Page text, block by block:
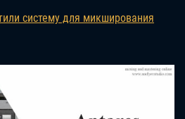
систему для микширования